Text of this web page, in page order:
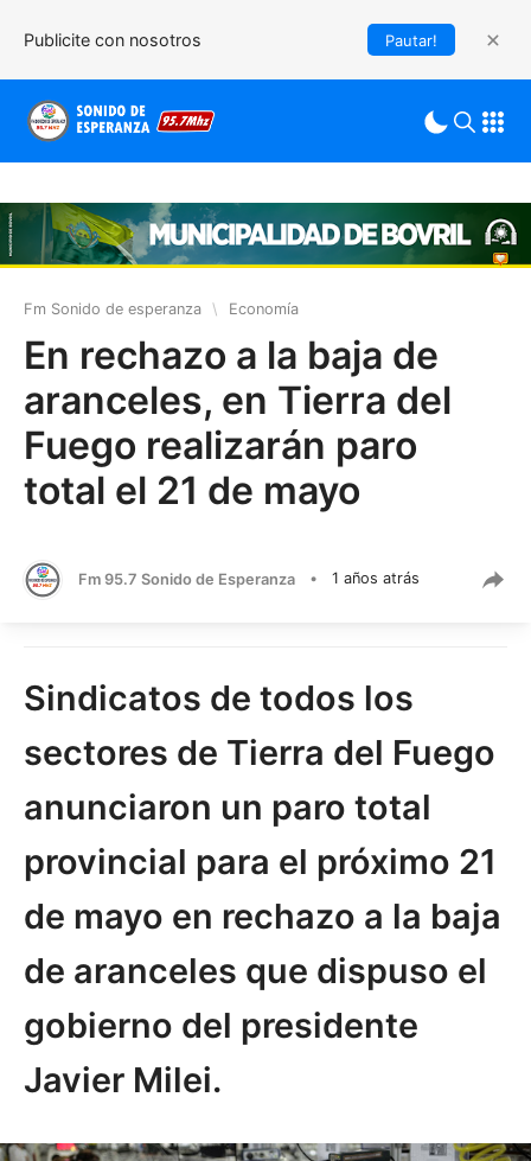
Publicite con nosotros Pautar!
Fm Sonido de esperanza \ Economía
En rechazo a la baja de
aranceles, en Tierra del
Fuego realizarán paro
total el 21 de mayo
Fm 95.7 Sonido de Esperanza • 1 años atrás
Sindicatos de todos los
sectores de Tierra del Fuego
anunciaron un paro total
provincial para el próximo 21
de mayo en rechazo a la baja
de aranceles que dispuso el
gobierno del presidente
Javier Milei.